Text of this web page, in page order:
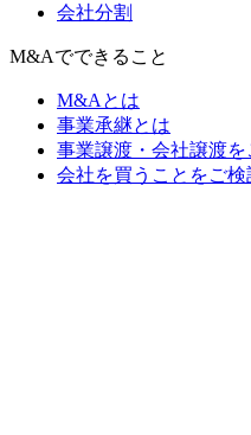
会社分割
M&Aでできること
M&Aとは
事業承継とは
事業譲渡・会社譲渡
会社を買うことをご検